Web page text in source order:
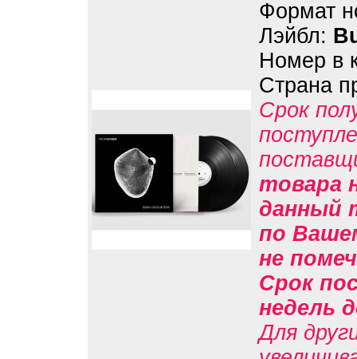
Формат
Лэйбл:
Номер в
Страна
Срок
товара
данный
по
не
Срок
недель
Для